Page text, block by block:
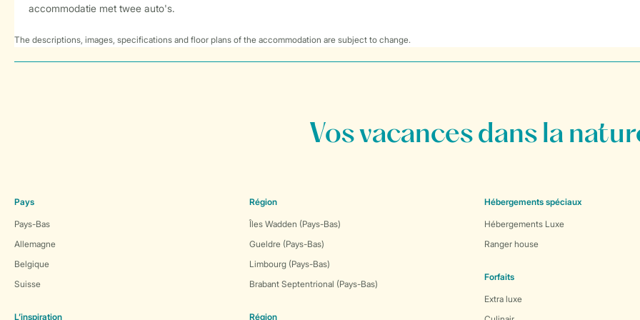
accommodatie met twee auto's.
The descriptions, images, specifications and floor plans of the accommodation are subject to change.
Vos vacances dans la
Pays
Pays-Bas
Allemagne
Belgique
Suisse
L’inspiration
Région
Îles Wadden (Pays-Bas)
Gueldre (Pays-Bas)
Limbourg (Pays-Bas)
Brabant Septentrional (Pays-Bas)
Région
Hébergements spéciaux
Hébergements Luxe
Ranger house
Forfaits
Extra luxe